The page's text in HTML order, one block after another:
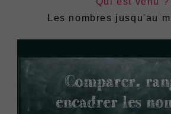
Les nombres jusqu'au